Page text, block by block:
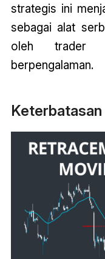
strategis ini
sebagai alat
oleh trader
berpengalaman.